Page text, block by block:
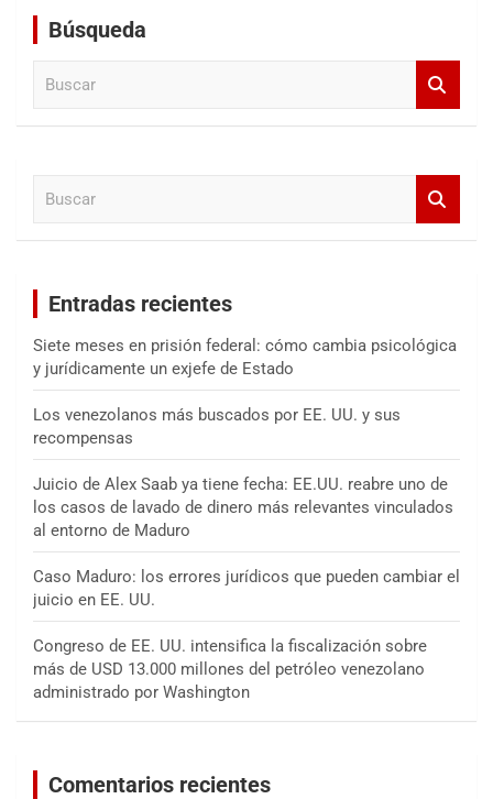
Búsqueda
Entradas recientes
Siete meses en prisión federal: cómo cambia psicológica
y jurídicamente un exjefe de Estado
Los venezolanos más buscados por EE. UU. y sus
recompensas
Juicio de Alex Saab ya tiene fecha: EE.UU. reabre uno de
los casos de lavado de dinero más relevantes vinculados
al entorno de Maduro
Caso Maduro: los errores jurídicos que pueden cambiar el
juicio en EE. UU.
Congreso de EE. UU. intensifica la fiscalización sobre
más de USD 13.000 millones del petróleo venezolano
administrado por Washington
Comentarios recientes